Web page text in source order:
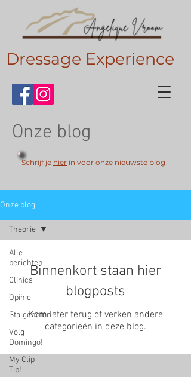
Dressage Experience
Onze blog
Schrijf je hier in voor onze nieuwste blog
Onze blog
Alle
berichten
Clinics
Opinie
Stalgenoten
Volg
Domingo!
My Clip
Tip!
Theorie
Binnenkort staan hier
blogposts
Kom later terug of verken andere
categorieën in deze blog.